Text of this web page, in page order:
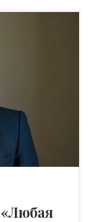
с
Украины
и его
и учитывать